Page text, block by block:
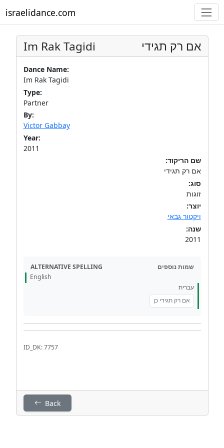
israelidance.com
Im Rak Tagidi אם רק תגידי
Dance Name:
Im Rak Tagidi
Type:
Partner
By:
Victor Gabbay
Year:
2011
שם הריקוד:
אם רק תגידי
סוג:
זוגות
יוצר:
ויקטור גבאי
שנה:
2011
ALTERNATIVE SPELLING
שמות נוספים
English
עברית
אם רק תגידי כן
ID_DK: 7757
Back